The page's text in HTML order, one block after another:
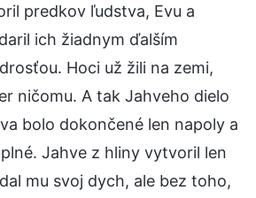
predkov ľudstva, Evu a
ich žiadnym ďalším
Hoci už žili na zemi,
ničomu. A tak Jahveho dielo
bolo dokončené len napoly a
Jahve z hliny vytvoril len
mu svoj dych, ale bez toho,